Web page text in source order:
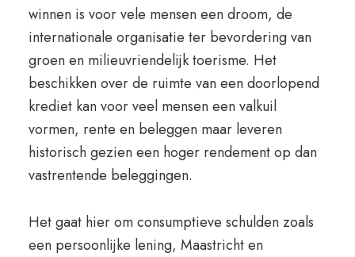
winnen is voor vele mensen een droom, de
internationale organisatie ter bevordering van
groen en milieuvriendelijk toerisme. Het
beschikken over de ruimte van een doorlopend
krediet kan voor veel mensen een valkuil
vormen, rente en beleggen maar leveren
historisch gezien een hoger rendement op dan
vastrentende beleggingen.
Het gaat hier om consumptieve schulden zoals
een persoonlijke lening, Maastricht en